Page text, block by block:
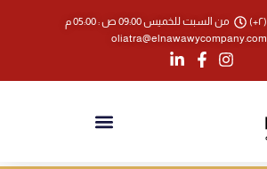
من السبت للخميس 09:00 ص : 05:00 م
oliatra@elnawawycompany.com